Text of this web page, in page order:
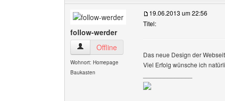
follow-werder
follow-werder Benutzer-Profile anzeigen
Offline
Wohnort: Homepage
Baukasten
19.06.2013 um 22:56
Titel:
Das neue Design der
Viel Erfolg wünsche ich